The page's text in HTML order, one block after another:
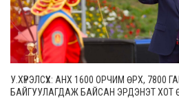
У.ХҮРЭЛСҮХ: АНХ 1600 ОРЧИМ ӨРХ, 7800
БАЙГУУЛАГДАЖ БАЙСАН ЭРДЭНЭТ ХОТ